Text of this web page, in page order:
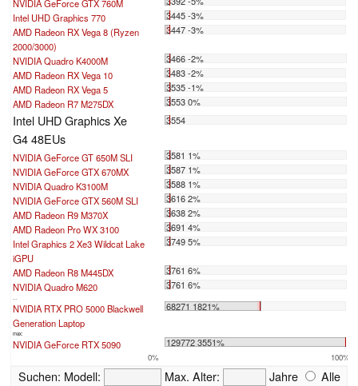
NVIDIA GeForce GTX 760M
Intel UHD Graphics 770
3445 -3%
AMD Radeon RX Vega 8 (Ryzen
2000/3000)
3447 -3%
NVIDIA Quadro K4000M
3466 -2%
AMD Radeon RX Vega 10
3483 -2%
AMD Radeon RX Vega 5
3535 -1%
AMD Radeon R7 M275DX
3553 0%
Intel UHD Graphics Xe
G4 48EUs
3554
NVIDIA GeForce GT 650M SLI
3581 1%
NVIDIA GeForce GTX 670MX
3587 1%
NVIDIA Quadro K3100M
3588 1%
NVIDIA GeForce GTX 560M SLI
3616 2%
AMD Radeon R9 M370X
3638 2%
AMD Radeon Pro WX 3100
3691 4%
Intel Graphics 2 Xe3 Wildcat Lake
iGPU
3749 5%
AMD Radeon R8 M445DX
3761 6%
NVIDIA Quadro M620
3761 6%
...
NVIDIA RTX PRO 5000 Blackwell
Generation Laptop
68271 1821%
max:
NVIDIA GeForce RTX 5090 129772 3551%
0% 100%
Suchen: Modell: Max. Alter: Jahre
Alle